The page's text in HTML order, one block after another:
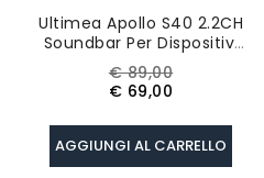
Ultimea Apollo S40 2.2CH
Soundbar Per Dispositivi
TV, 2-In-1 Separabile,
Bluetooth 5.0
Prezzo
base
€ 89,00Prezzo
€ 69,00
AGGIUNGI AL CARRELLO